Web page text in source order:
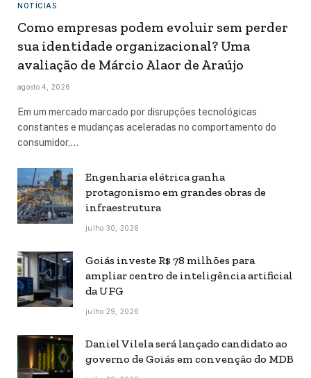
NOTÍCIAS
Como empresas podem evoluir sem perder
sua identidade organizacional? Uma
avaliação de Márcio Alaor de Araújo
agosto 4, 2026
Em um mercado marcado por disrupções tecnológicas
constantes e mudanças aceleradas no comportamento do
consumidor,…
Engenharia elétrica ganha
protagonismo em grandes obras de
infraestrutura
julho 30, 2026
Goiás investe R$ 78 milhões para
ampliar centro de inteligência artificial
da UFG
julho 29, 2026
Daniel Vilela será lançado candidato ao
governo de Goiás em convenção do MDB